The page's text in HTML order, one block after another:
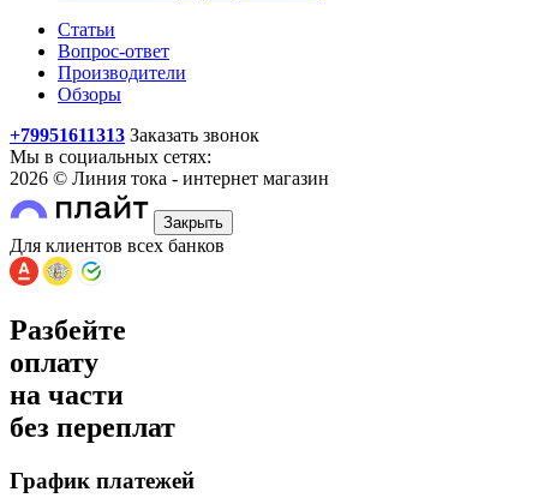
Статьи
Вопрос-ответ
Производители
Обзоры
+79951611313 Заказать звонок
Мы в социальных сетях:
2026 © Линия тока - интернет магазин
Закрыть
Для клиентов всех банков
Разбейте
оплату
на части
без переплат
График платежей